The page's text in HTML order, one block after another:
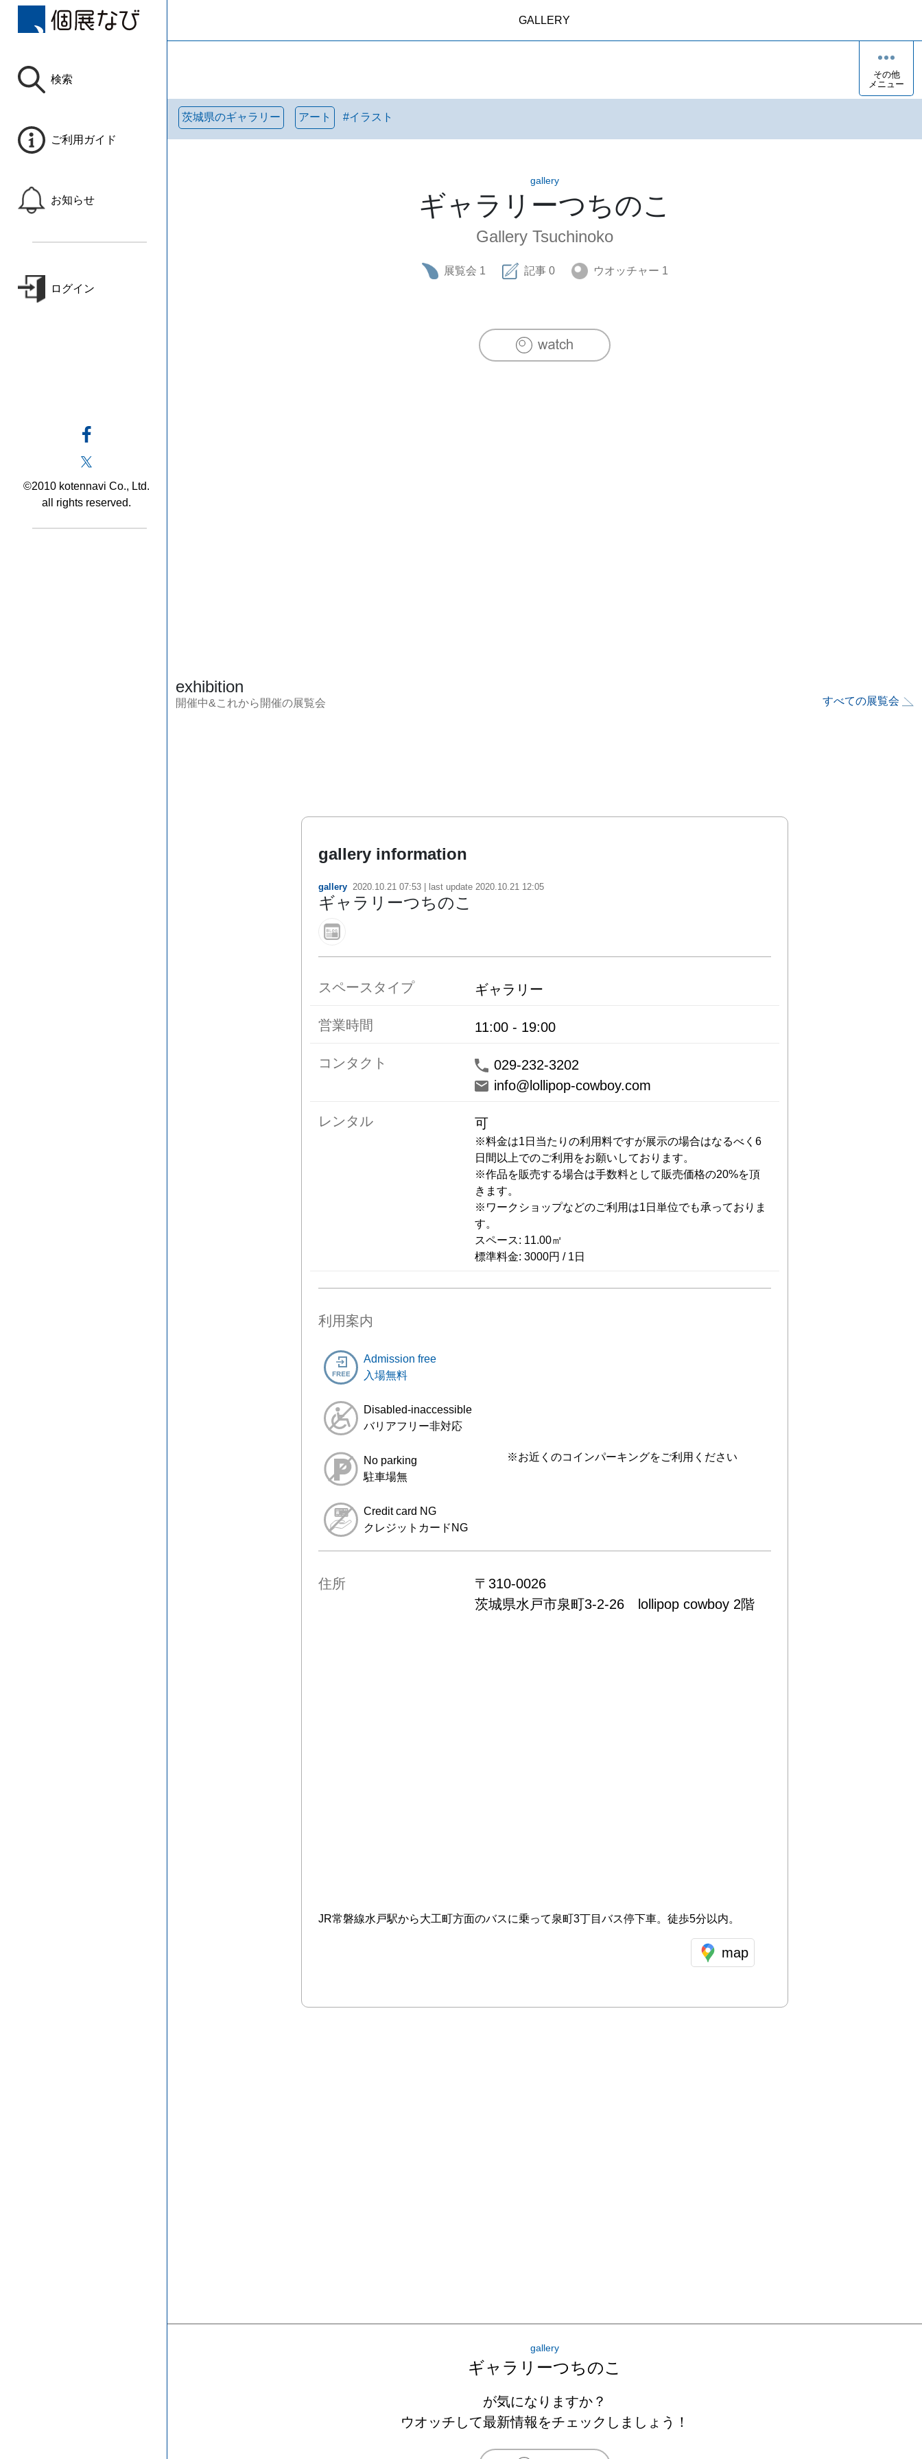
検索
ご利用ガイド
お知らせ
ログイン
©2010 kotennavi Co., Ltd.
all rights reserved.
GALLERY
その他
メニュー
茨城県のギャラリー アート #イラスト
gallery
ギャラリーつちのこ
Gallery Tsuchinoko
展覧会 1 記事 0 ウオッチャー 1
exhibition
開催中&これから開催の展覧会 すべての展覧会
gallery information
gallery 2020.10.21 07:53 | last update 2020.10.21 12:05
ギャラリーつちのこ
スペースタイプ ギャラリー
営業時間 11:00 - 19:00
コンタクト
029-232-3202
info@lollipop-cowboy.com
レンタル 可
※料金は1日当たりの利用料ですが展示の場合はなるべく6
日間以上でのご利用をお願いしております。
※作品を販売する場合は手数料として販売価格の20%を頂
きます。
※ワークショップなどのご利用は1日単位でも承っておりま
す。
スペース: 11.00㎡
標準料金:3000円 / 1 日
利用案内
Admission free
入場無料
Disabled-inaccessible
バリアフリー非対応
No parking
駐車場無
※お近くのコインパーキングをご利用ください
Credit card NG
クレジットカードNG
住所 〒310-0026
茨城県水戸市泉町3-2-26 lollipop cowboy 2階
JR常磐線水戸駅から大工町方面のバスに乗って泉町3丁目バス停下車。徒歩5分以内。
map
gallery
ギャラリーつちのこ
が気になりますか？
ウオッチして最新情報をチェックしましょう！